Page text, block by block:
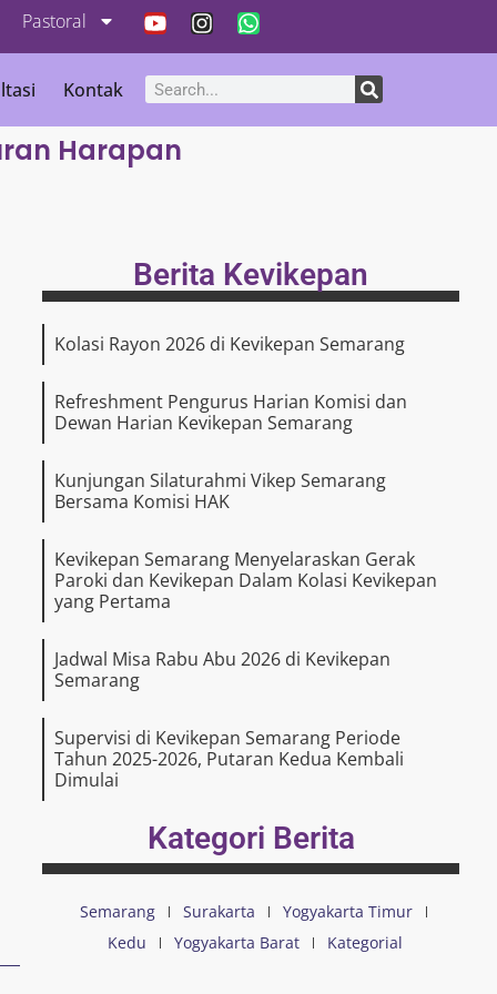
Pastoral
Kontak
Harapan
Berita Kevikepan
Kolasi Rayon 2026 di Kevikepan Semarang
Refreshment Pengurus Harian Komisi dan
Dewan Harian Kevikepan Semarang
Kunjungan Silaturahmi Vikep Semarang
Bersama Komisi HAK
Kevikepan Semarang Menyelaraskan Gerak
Paroki dan Kevikepan Dalam Kolasi Kevikepan
yang Pertama
Jadwal Misa Rabu Abu 2026 di Kevikepan
Semarang
Supervisi di Kevikepan Semarang Periode
Tahun 2025-2026, Putaran Kedua Kembali
Dimulai
Kategori Berita
Semarang Surakarta
Yogyakarta Timur
Kedu
Yogyakarta Barat Kategorial